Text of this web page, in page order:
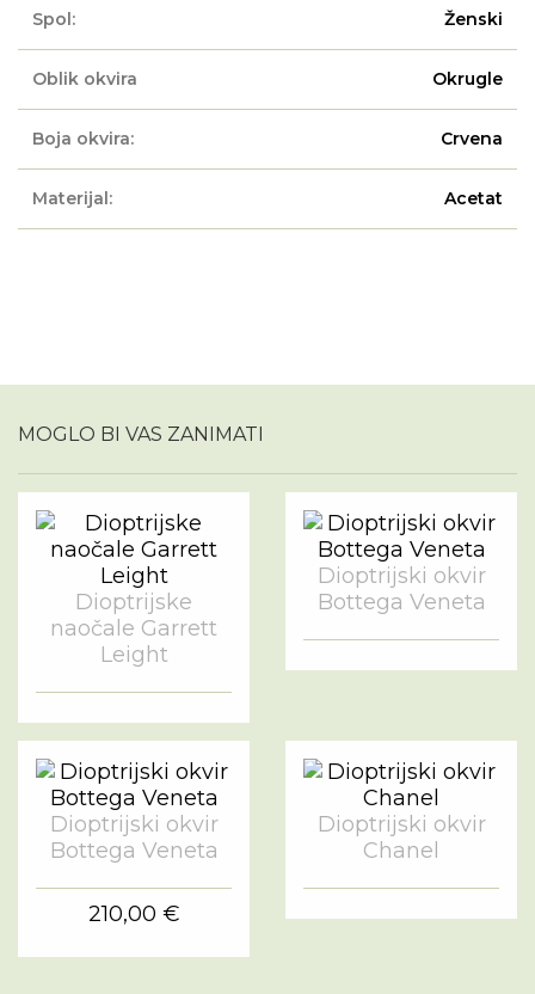
Spol: Ženski
Oblik okvira Okrugle
Boja okvira: Crvena
Materijal: Acetat
MOGLO BI VAS ZANIMATI
Dioptrijske
naočale Garrett
Leight
Dioptrijski okvir
Bottega Veneta
Dioptrijski okvir
Bottega Veneta
210,00 €
Dioptrijski okvir
Chanel